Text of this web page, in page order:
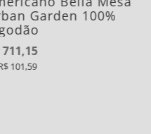
Garden 100%
711,15
101,59